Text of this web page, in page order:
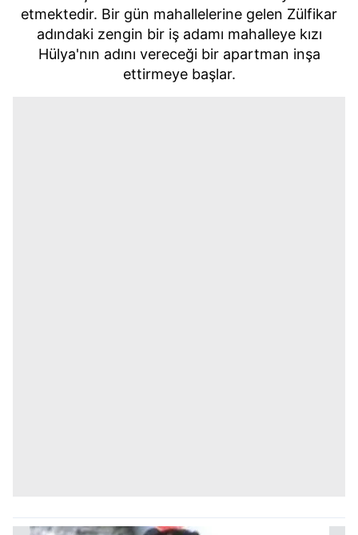
etmektedir. Bir gün mahallelerine gelen Zülfikar
adındaki zengin bir iş adamı mahalleye kızı
Hülya'nın adını vereceği bir apartman inşa
ettirmeye başlar.